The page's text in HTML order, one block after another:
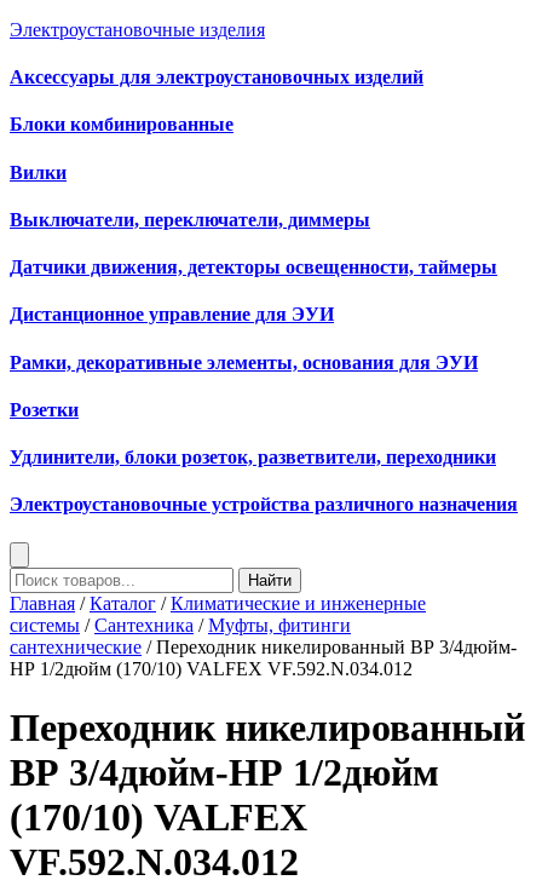
Электроустановочные изделия
Аксессуары для электроустановочных изделий
Блоки комбинированные
Вилки
Выключатели, переключатели, диммеры
Датчики движения, детекторы освещенности, таймеры
Дистанционное управление для ЭУИ
Рамки, декоративные элементы, основания для ЭУИ
Розетки
Удлинители, блоки розеток, разветвители, переходники
Электроустановочные устройства различного назначения
Найти
Главная /Каталог /Климатические и инженерные
системы /Сантехника /Муфты, фитинги
сантехнические / Переходник никелированный ВР 3/4дюйм-
НР 1/2дюйм (170/10) VALFEX VF.592.N.034.012
Переходник никелированный
ВР 3/4дюйм-НР 1/2дюйм
(170/10) VALFEX
VF.592.N.034.012